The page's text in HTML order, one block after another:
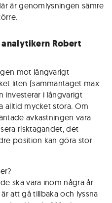
är genomlysningen sämre
Robert
mot långvarigt
liten (sammantaget max
investerar i långvarigt
alltid mycket stora. Om
avkastningen vara
risktagandet, det
position kan göra stor
ska vara inom några år
att gå tillbaka och lyssna